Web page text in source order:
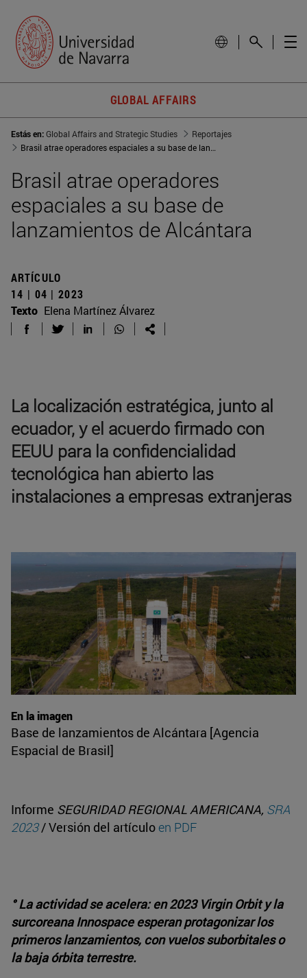
GLOBAL AFFAIRS
Estás en:Global Affairs and Strategic Studies
Reportajes
Brasil atrae operadores espaciales a su base de lanzamientos de Alcántara
Brasil atrae operadores
espaciales a su base de
lanzamientos de Alcántara
ARTÍCULO
14 | 04 | 2023
Texto Elena Martínez Álvarez
La localización estratégica, junto al
ecuador, y el acuerdo firmado con
EEUU para la confidencialidad
tecnológica han abierto las
instalaciones a empresas extranjeras
En la imagen
Base de lanzamientos de Alcántara [Agencia
Espacial de Brasil]
Informe SEGURIDAD REGIONAL AMERICANA, SRA
2023/ Versión del artículo en PDF
° La actividad se acelera: en 2023 Virgin Orbit y la
surcoreana Innospace esperan protagonizar los
primeros lanzamientos, con vuelos suborbitales o
la baja órbita terrestre.